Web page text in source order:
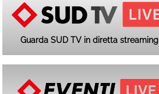
Guarda SUD TV in diretta streaming